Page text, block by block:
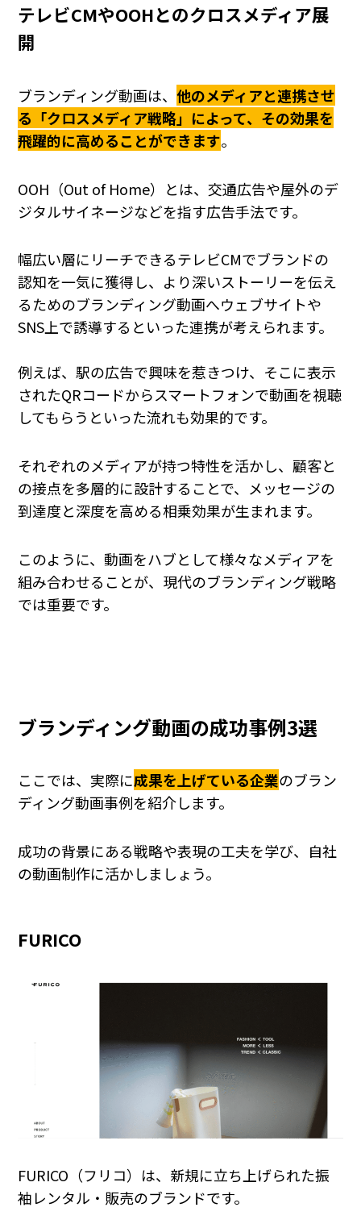
テレビCMやOOHとのクロスメディア展
開
ブランディング動画は、他のメディアと連携させ
る「クロスメディア戦略」によって、その効果を
飛躍的に高めることができます。
OOH（Out of Home）とは、交通広告や屋外のデ
ジタルサイネージなどを指す広告手法です。
幅広い層にリーチできるテレビCMでブランドの
認知を一気に獲得し、より深いストーリーを伝え
るためのブランディング動画へウェブサイトや
SNS上で誘導するといった連携が考えられます。
例えば、駅の広告で興味を惹きつけ、そこに表示
されたQRコードからスマートフォンで動画を視聴
してもらうといった流れも効果的です。
それぞれのメディアが持つ特性を活かし、顧客と
の接点を多層的に設計することで、メッセージの
到達度と深度を高める相乗効果が生まれます。
このように、動画をハブとして様々なメディアを
組み合わせることが、現代のブランディング戦略
では重要です。
ブランディング動画の成功事例3選
ここでは、実際に成果を上げている企業のブラン
ディング動画事例を紹介します。
成功の背景にある戦略や表現の工夫を学び、自社
の動画制作に活かしましょう。
FURICO
FURICO（フリコ）は、新規に立ち上げられた振
袖レンタル・販売のブランドです。